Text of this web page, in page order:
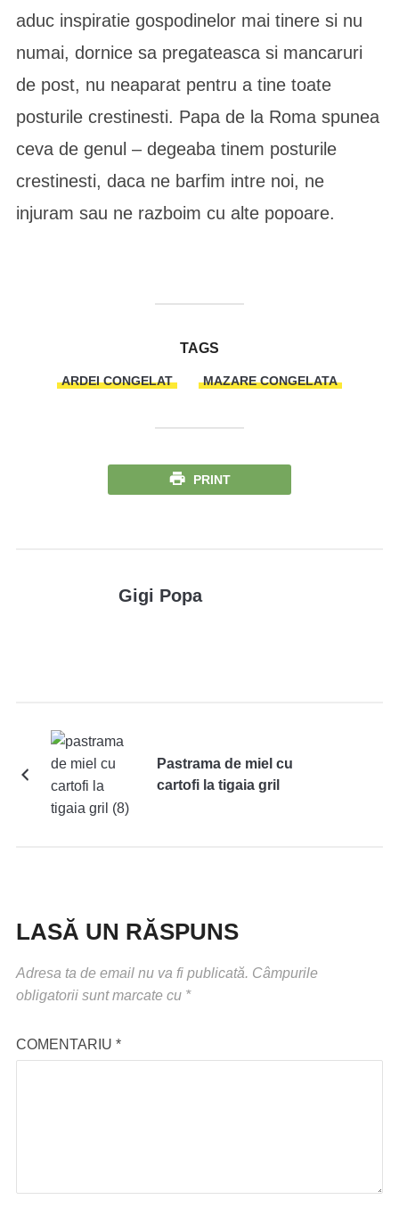
aduc inspiratie gospodinelor mai tinere si nu
numai, dornice sa pregateasca si mancaruri
de post, nu neaparat pentru a tine toate
posturile crestinesti. Papa de la Roma spunea
ceva de genul – degeaba tinem posturile
crestinesti, daca ne barfim intre noi, ne
injuram sau ne razboim cu alte popoare.
TAGS
ARDEI CONGELAT MAZARE CONGELATA
PRINT
Gigi Popa
Pastrama de miel cu
cartofi la tigaia gril
LASĂ UN RĂSPUNS
Adresa ta de email nu va fi publicată. Câmpurile
obligatorii sunt marcate cu *
COMENTARIU *